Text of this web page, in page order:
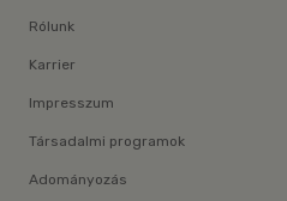
Rólunk
Karrier
Impresszum
Társadalmi programok
Adományozás